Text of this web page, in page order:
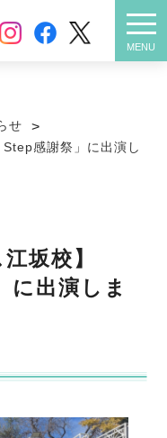
せ >
感謝祭」に出演し
メニ
MENU
告
坂校】
に出演しま